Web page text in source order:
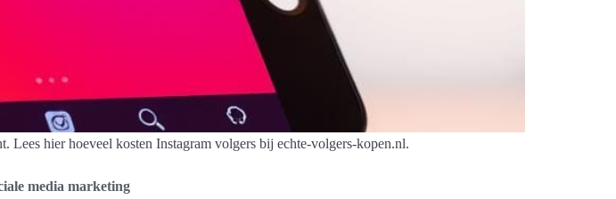
Lees hier hoeveel kosten Instagram volgers bij echte-volgers-kopen.nl.
media marketing